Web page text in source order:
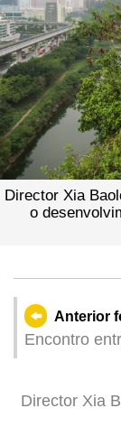
Director Xia
o
Anterior
Encontro
Nacional e
Nacional da
Director Xia